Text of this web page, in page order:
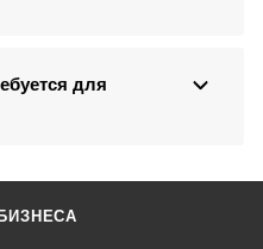
для